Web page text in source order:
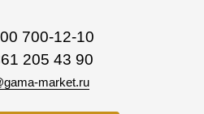
700-12-10
205 43 90
market.ru